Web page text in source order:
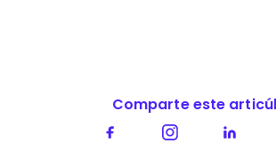
Comparte este